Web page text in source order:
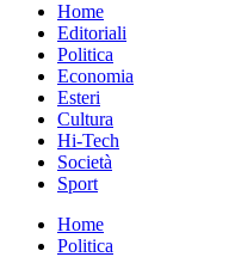
Home
Editoriali
Politica
Economia
Esteri
Cultura
Hi-Tech
Società
Sport
Home
Politica